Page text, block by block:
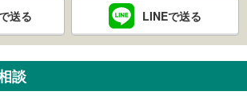
送る LINEで送る
談